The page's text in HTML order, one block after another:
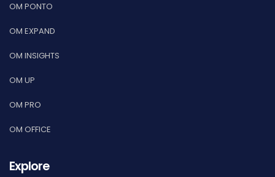
OM PONTO
OM EXPAND
OM INSIGHTS
OM UP
OM PRO
OM OFFICE
Explore